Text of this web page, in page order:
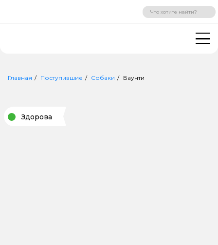
ВХОД РЕГИСТРАЦИЯ
Главная Поступившие Собаки Баунти
Здорова